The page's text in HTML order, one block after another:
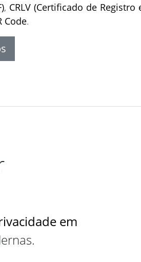
, CRLV (Certificado de Registro
Code.
em